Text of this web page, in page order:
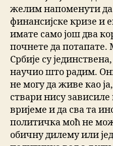
желим напоменути
финансијске кризе и
имате само још два
почнете да
Србије су
научио што радим.
не могу да живе као
ствари нису
вријеме и да сва та
политичка моћ не
обичну дилему или